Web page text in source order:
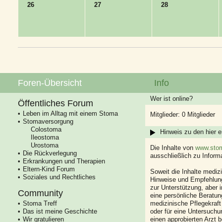
26 27 28
Foren-Übersicht
Öffentliches Forum
Leben im Alltag mit einem Stoma
Stomaversorgung
Colostoma
Ileostoma
Urostoma
Die Rückverlegung
Erkrankungen und Therapien
Eltern-Kind Forum
Soziales und Rechtliches
Community
Stoma Treff
Das ist meine Geschichte
Wir gratulieren
Info
Wer ist online?
Mitglieder: 0 Mitglieder
Hinweis zu den hier
Die Inhalte von
ausschließlich zu
Soweit die Inhalte
Hinweise und
zur Unterstützung, aber
eine persönliche
medizinische
oder für eine
einen approbierten Arzt